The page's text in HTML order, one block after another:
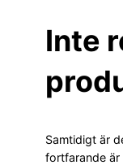
Inte
Samtidigt är
fortfarande är